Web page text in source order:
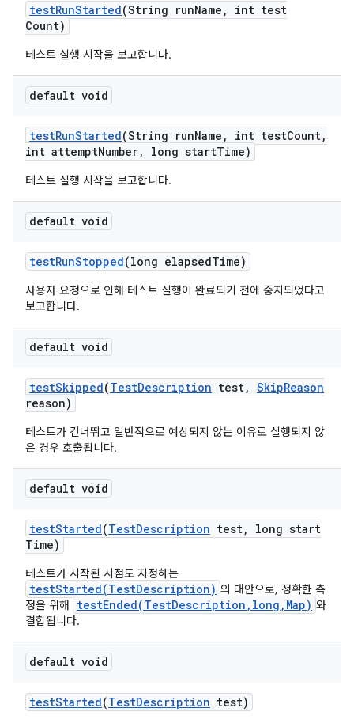
testRunStarted(String runName ,
int test
Count)
테스트 실행 시작을 보고합니다.
default void
testRunStarted(String runName , int testCount,
int attemptNumber, long startTime)
테스트 실행 시작을 보고합니다.
default void
testRunStopped(long elapsedTime)
사용자 요청으로 인해 테스트 실행이 완료되기 전에 중지되었다고
보고합니다.
default void
testSkipped(TestDescription test, SkipReason
reason)
테스트가 건너뛰고 일반적으로 예상되지 않는 이유로 실행되지 않
은 경우 호출됩니다.
default void
testStarted(TestDescription test,
long start
Time)
테스트가 시작된 시점도 지정하는
testStarted(TestDescription) 의 대안으로, 정확한 측
정을 위해
testEnded(TestDescription,long,Map) 와
결합됩니다.
default void
testStarted(TestDescription test)